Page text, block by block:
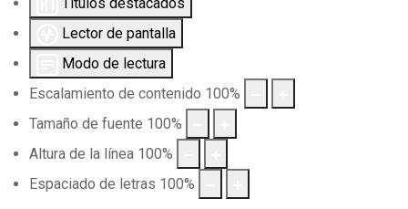
Lector de pantalla
Modo de lectura
Escalamiento de contenido 100%
Tamaño de fuente 100%
Altura de la línea 100%
Espaciado de letras 100%